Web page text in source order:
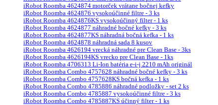
iRobot Roomba 4624874 motorček vrátane bočnej kefky
iRobot Roomba 4624876 vysokoúčinné filtre - 3 ks
iRobot Roomba 4624876KS vysokoúčinný filter - 1 ks
iRobot Roomba 4624877 náhradné bočné kefky - 3 ks
iRobot Roomba 4624877KS náhradná bočná kefka - 1 ks
iRobot Roomba 4624878 náhradná sada 8 kusov
iRobot Roomba 4626194 vrecká náhradné pre Clean Base - 3ks
iRobot Roomba 4626194KS vrecko pre Clean Base - 1ks
iRobot Roomba 4706313 Li-Ion batéria e-i-j 2210 mAh originál
iRobot Roomba Combo 4757628 náhradné bočné kefky - 3 ks
iRobot Roomba Combo 4757628KS bočná kefka - 1 ks
iRobot Roomba Combo 4785886 náhradné podložky - set 2 ks
iRobot Roomba Combo 4785887 vysokoúčinné filtre - 3 ks
iRobot Roomba Combo 4785887KS účinný filter - 1 ks